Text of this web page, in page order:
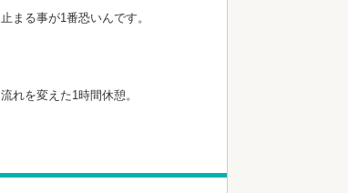
止まる事が1番恐いんです。
流れを変えた1時間休憩。